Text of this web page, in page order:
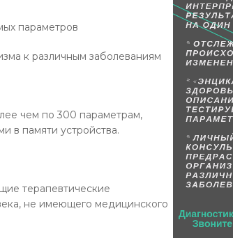
параметров
к различным заболеваниям
чем по 300 параметрам,
в памяти устройства.
терапевтические
не имеющего медицинского